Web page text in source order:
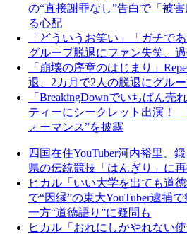
の“直接謝罪なし”告白で「被
る心配
「どういうお笑い」「ガチで
グループ脱退にファン失笑、
「崩壊の序章のはじまり」
退、2カ月で2人の脱退にグル
「BreakingDownでいちばん売
ティーにシークレット出演！
ォーマンス”を披露
四国在住YouTuber河内裕里、
県の伝統競技「はんぎり」に再
ヒカル「いい大学を出ても道
で“因縁”の東大YouTuber逮捕
一方“道徳語り”に疑問も
ヒカル「おれにしかやれない